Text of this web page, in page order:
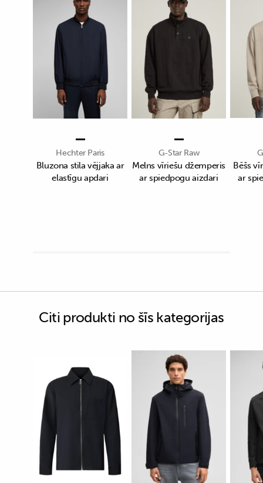
Hechter Paris
Bluzona stila vējjaka ar
elastīgu apdari
G-Star Raw
Melns vīriešu džemperis
ar spiedpogu aizdari
Bēšs
ar
Citi produkti no šīs kategorijas